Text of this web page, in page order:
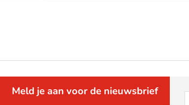
Meld je aan voor de nieuwsbrief